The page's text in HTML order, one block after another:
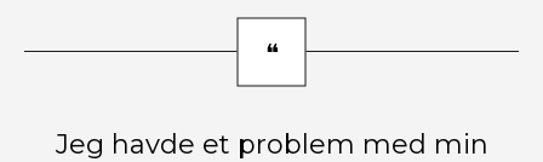
Jeg havde et problem med min